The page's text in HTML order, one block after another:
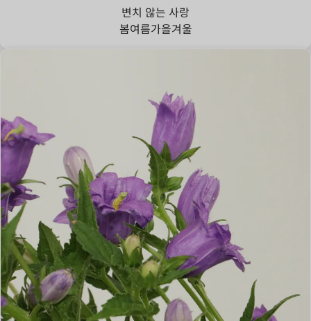
변치 않는 사랑
봄여름가을겨울